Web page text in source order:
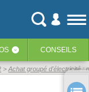
‹ CONSEILS
Achat groupé d'électricité :